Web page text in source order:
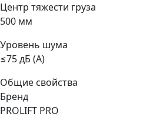
Центр тяжести груза
500 мм
Уровень шума
≤75 дБ (А)
Общие свойства
Бренд
PROLIFT PRO